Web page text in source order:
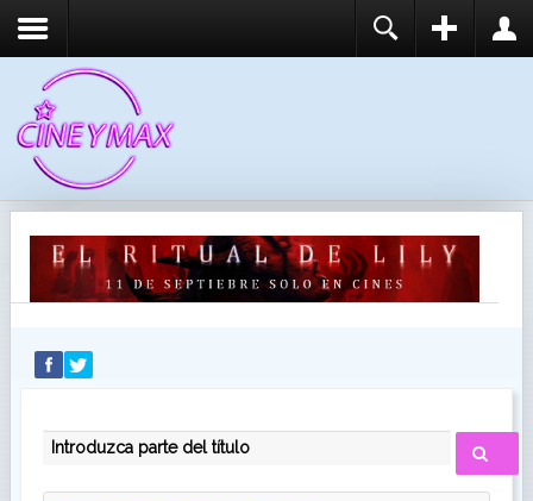
RECUÉRDEME
IDENTIFICARSE
INTRODUZCA PARTE DEL TÍTULO